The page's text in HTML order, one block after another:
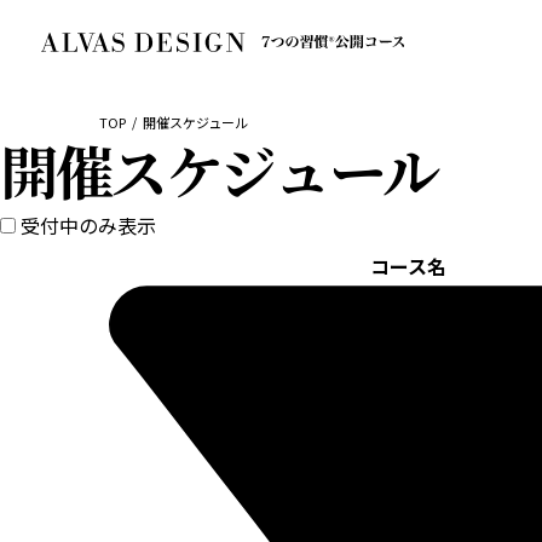
TOP 開催スケジュール
開催スケジュール
受付中のみ表示
コース名